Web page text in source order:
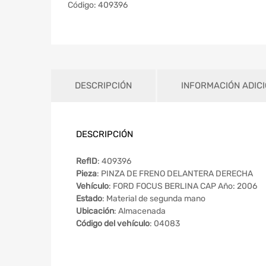
Código: 409396
DESCRIPCIÓN INFORMACIÓN
DESCRIPCIÓN
RefID: 409396
Pieza: PINZA DE FRENO DELANTERA DERECHA
Vehículo: FORD FOCUS BERLINA CAP Año: 2006
Estado: Material de segunda mano
Ubicación: Almacenada
Código del vehículo: 04083